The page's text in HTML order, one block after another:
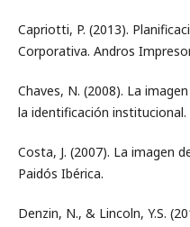
Capriotti, P. (2013).
Corporativa. Andros
Chaves, N. (2008). La
la identificación institucional.
Costa, J. (2007). La imagen
Paidós Ibérica.
Denzin, N., & Lincoln, Y.S.